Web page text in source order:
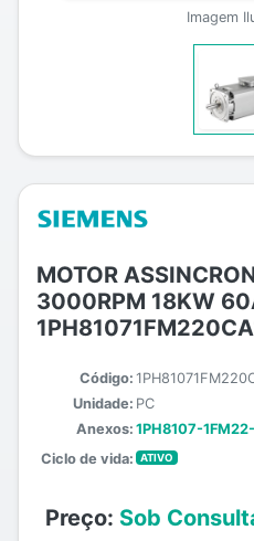
Imagem
MOTOR
3000RPM 18KW
Código:
Unidade: PC
Anexos: 1PH8107-
Ciclo de vida:
ATIVO
Preço: Sob